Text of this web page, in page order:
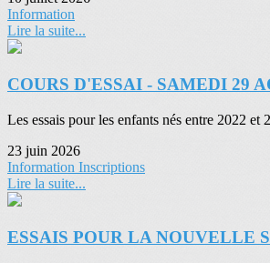
Information
Lire la suite...
COURS D'ESSAI - SAMEDI 29
Les essais pour les enfants nés entre 2022
23 juin 2026
Information Inscriptions
Lire la suite...
ESSAIS POUR LA NOUVELLE